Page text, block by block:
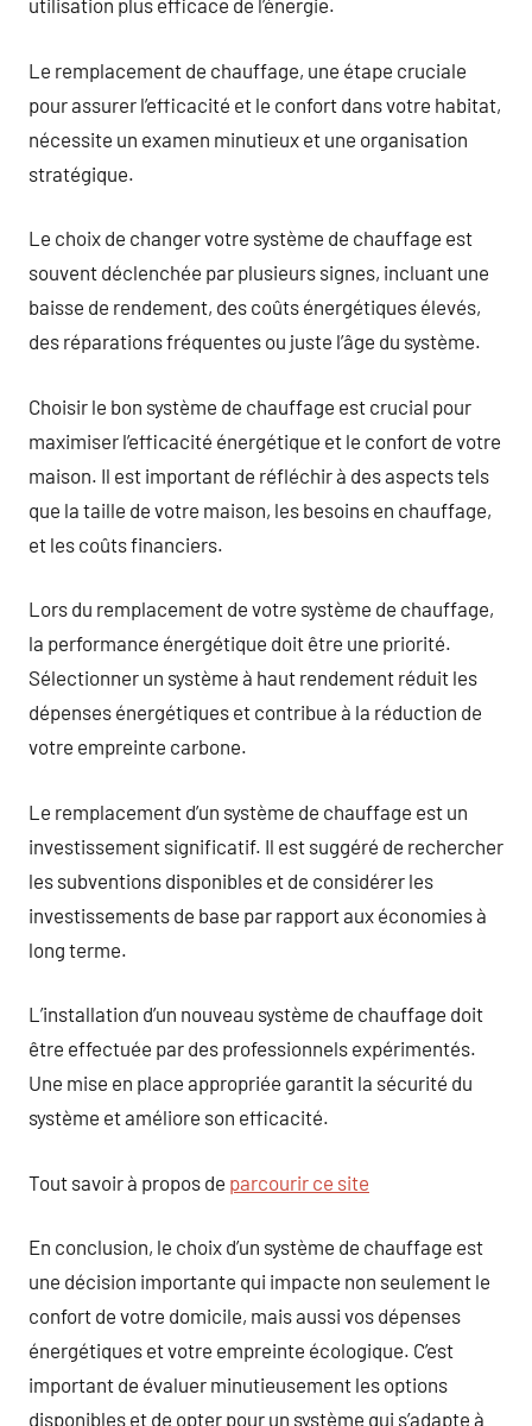
utilisation plus efficace de l’énergie.
Le remplacement de chauffage, une étape cruciale
pour assurer l’efficacité et le confort dans votre habitat,
nécessite un examen minutieux et une organisation
stratégique.
Le choix de changer votre système de chauffage est
souvent déclenchée par plusieurs signes, incluant une
baisse de rendement, des coûts énergétiques élevés,
des réparations fréquentes ou juste l’âge du système.
Choisir le bon système de chauffage est crucial pour
maximiser l’efficacité énergétique et le confort de votre
maison. Il est important de réfléchir à des aspects tels
que la taille de votre maison, les besoins en chauffage,
et les coûts financiers.
Lors du remplacement de votre système de chauffage,
la performance énergétique doit être une priorité.
Sélectionner un système à haut rendement réduit les
dépenses énergétiques et contribue à la réduction de
votre empreinte carbone.
Le remplacement d’un système de chauffage est un
investissement significatif. Il est suggéré de rechercher
les subventions disponibles et de considérer les
investissements de base par rapport aux économies à
long terme.
L’installation d’un nouveau système de chauffage doit
être effectuée par des professionnels expérimentés.
Une mise en place appropriée garantit la sécurité du
système et améliore son efficacité.
Tout savoir à propos de parcourir ce site
En conclusion, le choix d’un système de chauffage est
une décision importante qui impacte non seulement le
confort de votre domicile, mais aussi vos dépenses
énergétiques et votre empreinte écologique. C’est
important de évaluer minutieusement les options
disponibles et de opter pour un système qui s’adapte à